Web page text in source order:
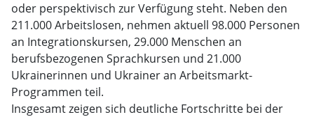
oder perspektivisch zur Verfügung steht. Neben den
211.000 Arbeitslosen, nehmen aktuell 98.000 Personen
an Integrationskursen, 29.000 Menschen an
berufsbezogenen Sprachkursen und 21.000
Ukrainerinnen und Ukrainer an Arbeitsmarkt-
Programmen teil.
Insgesamt zeigen sich deutliche Fortschritte bei der